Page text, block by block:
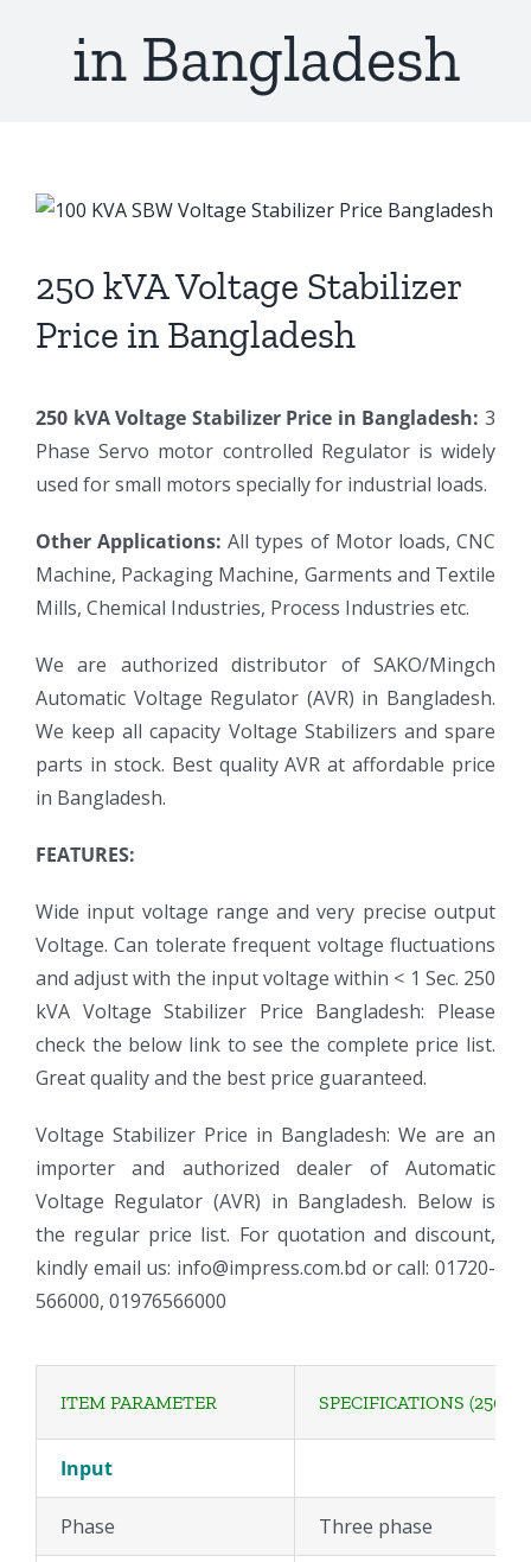
in Bangladesh
View
Image
250 kVA Voltage Stabilizer
Price in Bangladesh
250 kVA Voltage Stabilizer Price in Bangladesh: 3
Phase Servo motor controlled Regulator is widely
used for small motors specially for industrial loads.
Other Applications: All types of Motor loads, CNC
Machine, Packaging Machine, Garments and Textile
Mills, Chemical Industries, Process Industries etc.
We are authorized distributor of SAKO/Mingch
Automatic Voltage Regulator (AVR) in Bangladesh.
We keep all capacity Voltage Stabilizers and spare
parts in stock. Best quality AVR at affordable price
in Bangladesh.
FEATURES:
Wide input voltage range and very precise output
Voltage. Can tolerate frequent voltage fluctuations
and adjust with the input voltage within < 1 Sec. 250
kVA Voltage Stabilizer Price Bangladesh: Please
check the below link to see the complete price list.
Great quality and the best price guaranteed.
Voltage Stabilizer Price in Bangladesh: We are an
importer and authorized dealer of Automatic
Voltage Regulator (AVR) in Bangladesh. Below is
the regular price list. For quotation and discount,
kindly email us: info@impress.com.bd or call: 01720-
566000, 01976566000
ITEM PARAMETER SPECIFICATIONS (250
Input
Phase Three phase